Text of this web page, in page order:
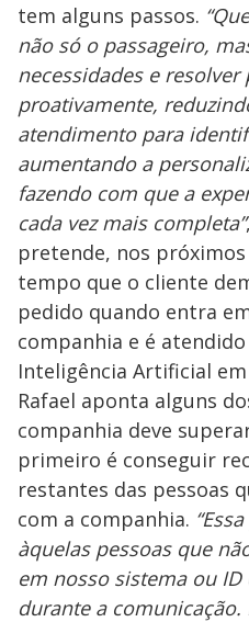
tem alguns passos.
não só o passageiro,
necessidades e
proativamente,
atendimento para
aumentando a
fazendo com que a
cada vez mais completa”
pretende, nos
tempo que o cliente
pedido quando entra
companhia e é
Inteligência Artificial
Rafael aponta alguns
companhia deve
primeiro é conseguir
restantes das pessoas
com a companhia.
àquelas pessoas que
em nosso sistema ou
durante a comunicação.